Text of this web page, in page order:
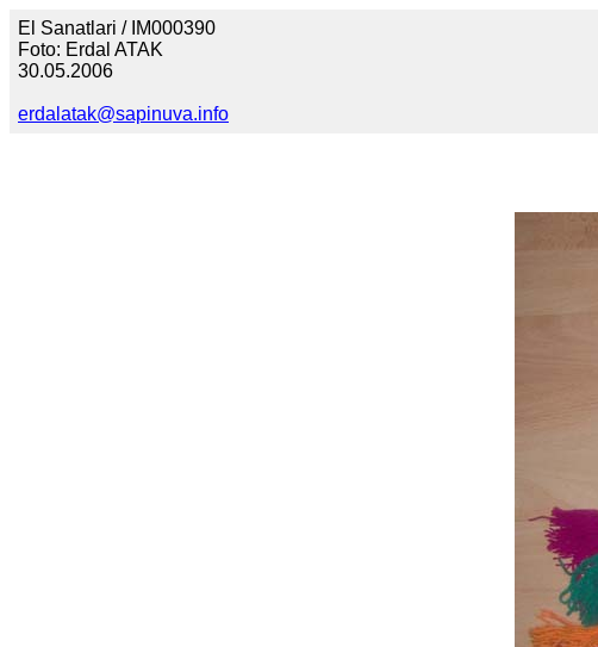
El Sanatlari / IM000390
Foto: Erdal ATAK
30.05.2006
erdalatak@sapinuva.info